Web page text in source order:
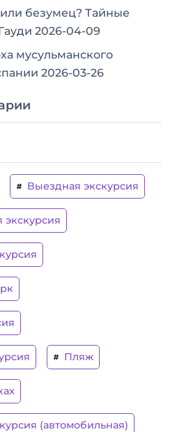
безумец? Тайные
2026-04-09
мусульманского
2026-03-26
Выездная экскурсия
экскурсия
Пляж
(автомобильная)